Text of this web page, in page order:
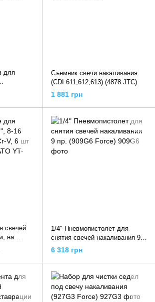
для
Съемник свечи накаливания
(CDI 611,612,613) (4878 JTC)
1 881 грн
свечей
на
кейс, YT-
1/4" Пневмопистолет для
снятия свечей накаливания 9
пр. (909G6 Force)
6 318 грн